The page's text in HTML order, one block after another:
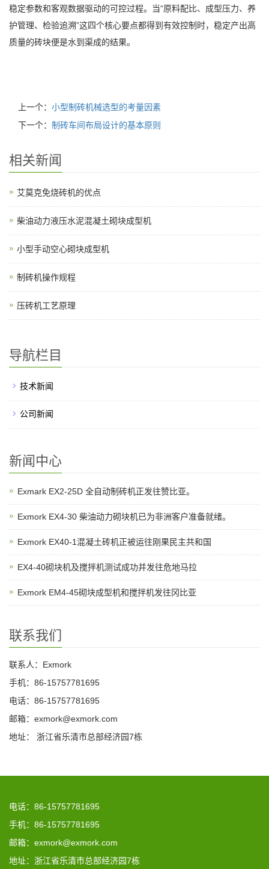
稳定参数和客观数据驱动的可控过程。当“原料配比、成型压力、养
护管理、检验追溯”这四个核心要点都得到有效控制时，稳定产出高
质量的砖块便是水到渠成的结果。
上一个： 小型制砖机械选型的考量因素
下一个： 制砖车间布局设计的基本原则
相关新闻
艾莫克免烧砖机的优点
柴油动力液压水泥混凝土砌块成型机
小型手动空心砌块成型机
制砖机操作规程
压砖机工艺原理
导航栏目
技术新闻
公司新闻
新闻中心
Exmark EX2-25D 全自动制砖机正发往赞比亚。
Exmork EX4-30 柴油动力砌块机已为非洲客户准备就绪。
Exmork EX40-1混凝土砖机正被运往刚果民主共和国
EX4-40砌块机及搅拌机测试成功并发往危地马拉
Exmork EM4-45砌块成型机和搅拌机发往冈比亚
联系我们
联系人：Exmork
手机：86-15757781695
电话：86-15757781695
邮箱：exmork@exmork.com
地址： 浙江省乐清市总部经济园7栋
电话：86-15757781695
手机：86-15757781695
邮箱：exmork@exmork.com
地址：浙江省乐清市总部经济园7栋